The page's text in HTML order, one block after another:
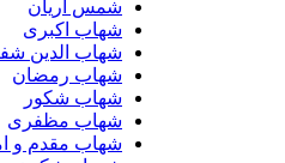
شمس آریان
شهاب اکبری
شهاب الدین شفائی
شهاب رمضان
شهاب شکور
شهاب مظفری
شهاب مقدم و امید طیبی